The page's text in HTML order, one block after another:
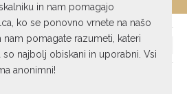
in nam pomagajo
ko se ponovno vrnete na našo
nam pomagate razumeti, kateri
najbolj obiskani in uporabni. Vsi
anonimni!